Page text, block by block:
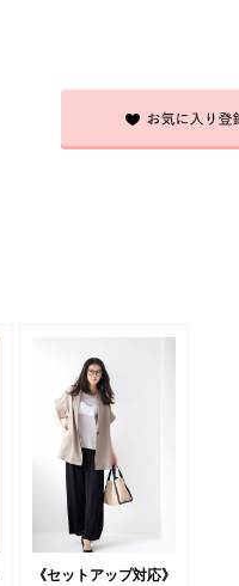
《セットアップ対応》